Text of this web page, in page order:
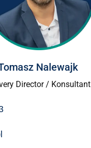
Nalewajk
Director / Konsultant